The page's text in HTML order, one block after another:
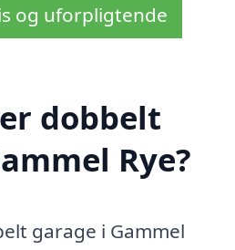
og uforpligtende
dobbelt
Rye?
garage i Gammel